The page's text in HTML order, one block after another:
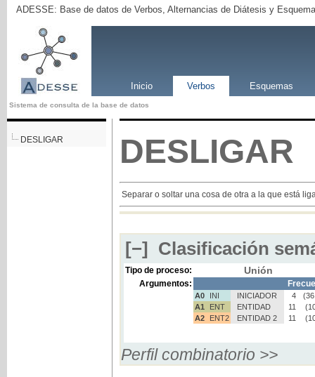
ADESSE: Base de datos de Verbos, Alternancias de Diátesis y
Inicio Verbos Esquemas
Sistema de consulta de la base de datos
DESLIGAR DESLIGAR
Separar o soltar una cosa de otra a la que está
[−] Clasificación
Tipo de proceso: Unión
Argumentos:
A0 INI INICIADOR 4
A1
ENT ENTIDAD 11
A2
ENT2 ENTIDAD 2 11
Perfil combinatorio >>